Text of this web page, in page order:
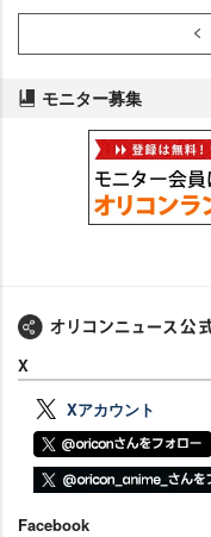
モニター募集
X
Xアカウント
Facebook